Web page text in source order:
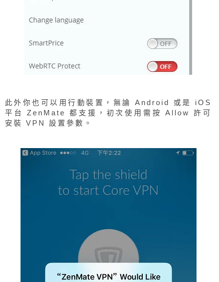
此外你也可以用行動裝置，無論 Android 或是 iOS
平台 ZenMate 都支援，初次使用需按 Allow 許可
安裝 VPN 設置參數。